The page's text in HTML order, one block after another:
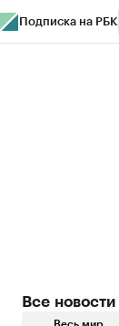
Подписка на РБК
Все новости